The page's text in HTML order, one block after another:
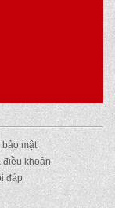
mật
khoản
đáp